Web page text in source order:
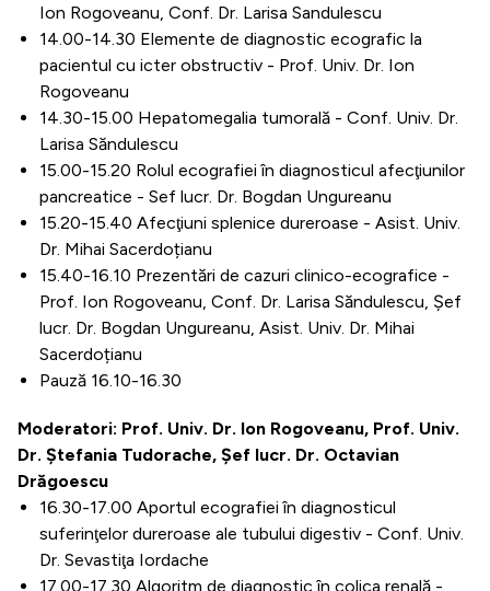
Ion Rogoveanu, Conf. Dr. Larisa Sandulescu
14.00-14.30 Elemente de diagnostic ecografic la
pacientul cu icter obstructiv - Prof. Univ. Dr. Ion
Rogoveanu
14.30-15.00 Hepatomegalia tumorală - Conf. Univ. Dr.
Larisa Săndulescu
15.00-15.20 Rolul ecografiei în diagnosticul afecţiunilor
pancreatice - Sef lucr. Dr. Bogdan Ungureanu
15.20-15.40 Afecţiuni splenice dureroase - Asist. Univ.
Dr. Mihai Sacerdoțianu
15.40-16.10 Prezentări de cazuri clinico-ecografice -
Prof. Ion Rogoveanu, Conf. Dr. Larisa Săndulescu, Șef
lucr. Dr. Bogdan Ungureanu, Asist. Univ. Dr. Mihai
Sacerdoțianu
Pauză 16.10-16.30
Moderatori: Prof. Univ. Dr. Ion Rogoveanu, Prof. Univ.
Dr. Ştefania Tudorache, Șef lucr. Dr. Octavian
Drăgoescu
16.30-17.00 Aportul ecografiei în diagnosticul
suferinţelor dureroase ale tubului digestiv - Conf. Univ.
Dr. Sevastiţa Iordache
17.00-17.30 Algoritm de diagnostic în colica renală -